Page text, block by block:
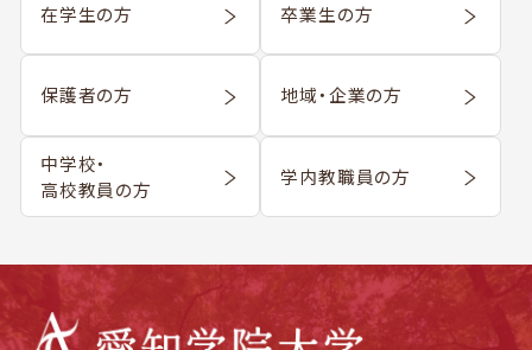
在学生の方 卒業生の方
保護者の方 地域・企業の方
中学校・
高校教員の方
学内教職員の方